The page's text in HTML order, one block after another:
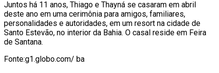
Juntos há 11 anos, Thiago e Thayná se casaram em abril
deste ano em uma cerimônia para amigos, familiares,
personalidades e autoridades, em um resort na cidade de
Santo Estevão, no interior da Bahia. O casal reside em Feira
de Santana.
Fonte:g1.globo.com/ ba